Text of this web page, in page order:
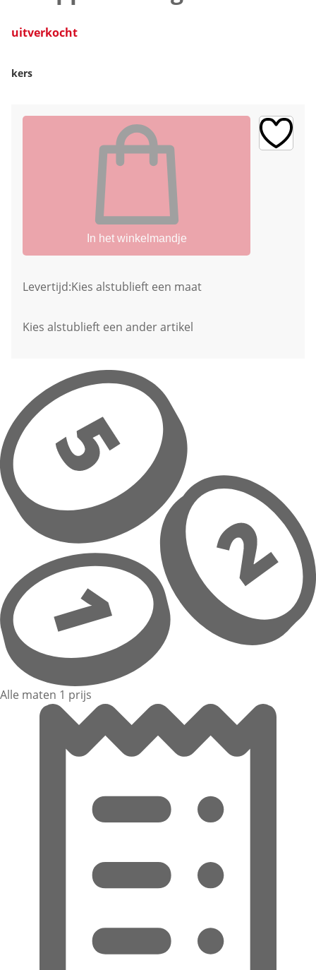
uitverkocht
kers
In het winkelmandje
Levertijd:Kies alstublieft een maat
Kies alstublieft een ander artikel
Alle maten 1 prijs